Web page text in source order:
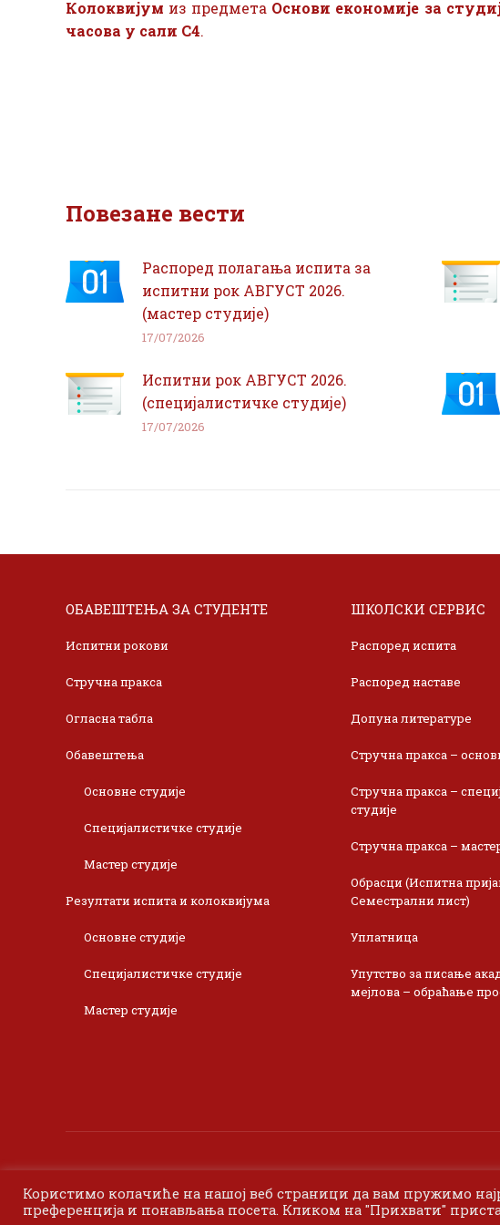
Колоквијум из предмета Основи економије за
часова у сали С4.
Повезане вести
Распоред полагања испита за
испитни рок АВГУСТ 2026.
(мастер студије)
17/07/2026
Испитни рок АВГУСТ 2026.
(специјалистичке студије)
17/07/2026
ОБАВЕШТЕЊА ЗА СТУДЕНТЕ
Испитни рокови
Стручна пракса
Огласна табла
Обавештења
Основне студије
Специјалистичке студије
Мастер студије
Резултати испита и колоквијума
Основне студије
Специјалистичке студије
Мастер студије
ШКОЛСКИ СЕРВИС
Распоред испита
Распоред наставе
Допуна литературе
Стручна пракса –
Стручна пракса –
студије
Стручна пракса –
Обрасци (Испитна
Семестрални лист)
Уплатница
Упутство за писање
мејлова – обраћање
© 2024 Одсек
Користимо колачиће на нашој веб страници да вам пружимо
преференција и понављања посета. Кликом на "Прихвати"